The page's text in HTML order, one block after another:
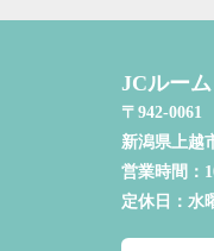
JCルーム
〒942-0061
新潟県上越
営業時間：
定休日： 水